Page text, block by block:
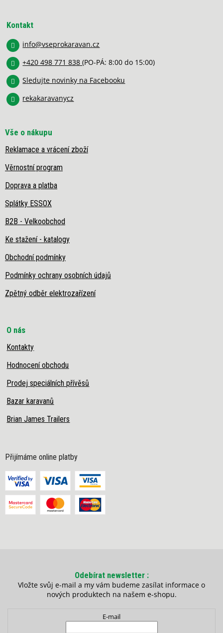
Kontakt
info@vseprokaravan.cz
+420 498 771 838(PO-PÁ: 8:00 do 15:00)
Sledujte novinky na Facebooku
rekakaravanycz
Vše o nákupu
Reklamace a vrácení zboží
Věrnostní program
Doprava a platba
Splátky ESSOX
B2B - Velkoobchod
Ke stažení - katalogy
Obchodní podmínky
Podmínky ochrany osobních údajů
Zpětný odběr elektrozařízení
O nás
Kontakty
Hodnocení obchodu
Prodej speciálních přívěsů
Bazar karavanů
Brian James Trailers
Přijímáme online platby
Odebírat newsletter
Vložte svůj e-mail a my vám budeme zasílat informace o
nových produktech na našem e-shopu.
E-mail